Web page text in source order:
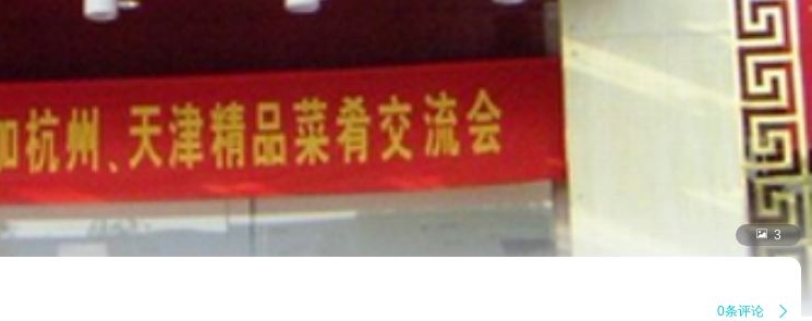
 3
0条评论 